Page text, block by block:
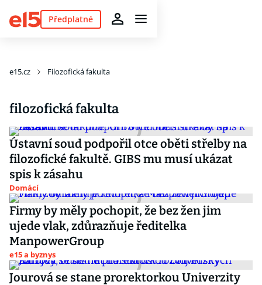
Předplatné
e15.cz Filozofická fakulta
filozofická fakulta
Ústavní soud podpořil otce oběti střelby na
filozofické fakultě. GIBS mu musí ukázat
spis k zásahu
Domácí
Firmy by měly pochopit, že bez žen jim
ujede vlak, zdůrazňuje ředitelka
ManpowerGroup
e15 a byznys
Jourová se stane prorektorkou Univerzity